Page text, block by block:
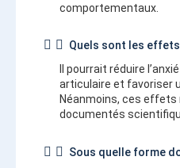
comportementaux.
Quels sont les effets
Il pourrait réduire
articulaire et favoriser
Néanmoins, ces
documentés
Sous quelle forme